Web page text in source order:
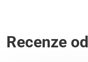
Recenze